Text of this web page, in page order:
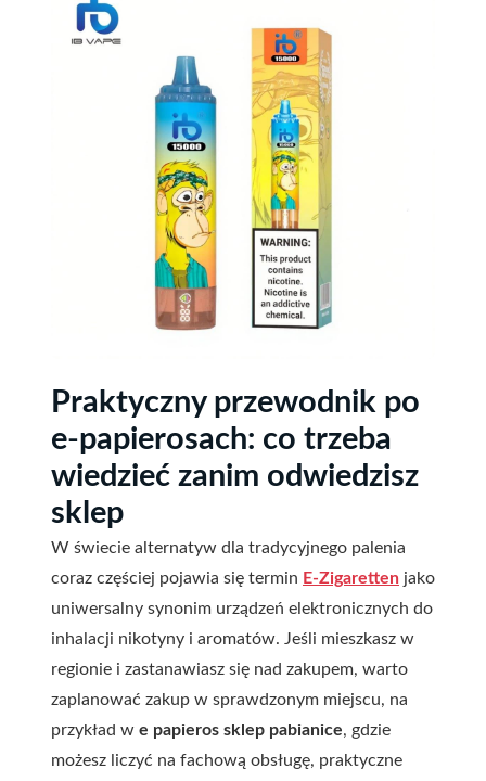
Praktyczny przewodnik po
e-papierosach: co trzeba
wiedzieć zanim odwiedzisz
sklep
W świecie alternatyw dla tradycyjnego palenia
coraz częściej pojawia się termin E-Zigaretten jako
uniwersalny synonim urządzeń elektronicznych do
inhalacji nikotyny i aromatów. Jeśli mieszkasz w
regionie i zastanawiasz się nad zakupem, warto
zaplanować zakup w sprawdzonym miejscu, na
przykład w e papieros sklep pabianice, gdzie
możesz liczyć na fachową obsługę, praktyczne